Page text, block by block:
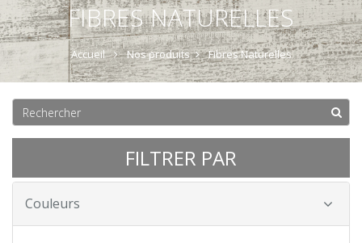
FIBRES NATURELLES
Accueil Nos produits Fibres Naturelles
FILTRER PAR
Couleurs